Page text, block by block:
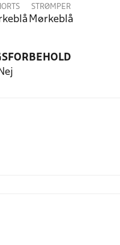
STRØMPER
Mørkeblå
Nej